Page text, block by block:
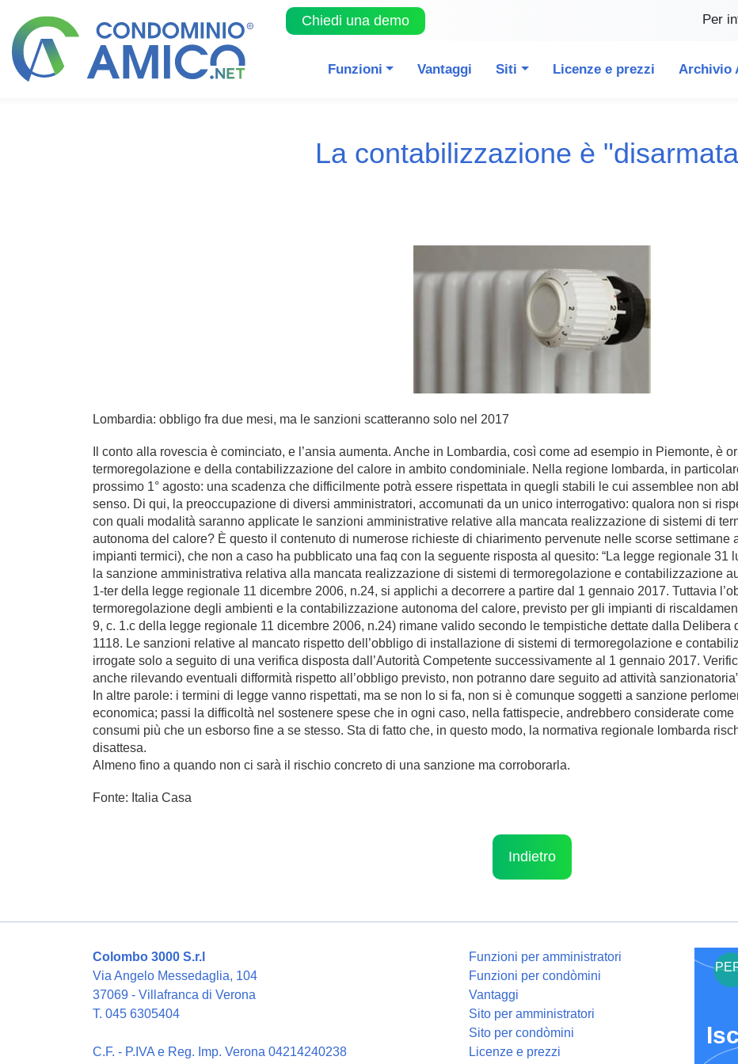
Chiedi una demo Per
Funzioni Vantaggi Siti Licenze e prezzi Archivio
La contabilizzazione è
Lombardia: obbligo fra due mesi, ma le sanzioni scatteranno solo nel 2017
Il conto alla rovescia è cominciato, e l’ansia aumenta. Anche in Lombardia, così come ad esempio in Piemonte, è
termoregolazione e della contabilizzazione del calore in ambito condominiale. Nella regione lombarda, in
prossimo 1° agosto: una scadenza che difficilmente potrà essere rispettata in quegli stabili le cui assemblee non
senso. Di qui, la preoccupazione di diversi amministratori, accomunati da un unico interrogativo: qualora non si
con quali modalità saranno applicate le sanzioni amministrative relative alla mancata realizzazione di sistemi di
autonoma del calore? È questo il contenuto di numerose richieste di chiarimento pervenute nelle scorse
impianti termici), che non a caso ha pubblicato una faq con la seguente risposta al quesito: “La legge regionale 31
la sanzione amministrativa relativa alla mancata realizzazione di sistemi di termoregolazione e contabilizzazione
1-ter della legge regionale 11 dicembre 2006, n.24, si applichi a decorrere a partire dal 1 gennaio 2017. Tuttavia
termoregolazione degli ambienti e la contabilizzazione autonoma del calore, previsto per gli impianti di
9, c. 1.c della legge regionale 11 dicembre 2006, n.24) rimane valido secondo le tempistiche dettate dalla
1118. Le sanzioni relative al mancato rispetto dell’obbligo di installazione di sistemi di termoregolazione e
irrogate solo a seguito di una verifica disposta dall’Autorità Competente successivamente al 1 gennaio 2017.
anche rilevando eventuali difformità rispetto all’obbligo previsto, non potranno dare seguito ad attività
In altre parole: i termini di legge vanno rispettati, ma se non lo si fa, non si è comunque soggetti a sanzione
economica; passi la difficoltà nel sostenere spese che in ogni caso, nella fattispecie, andrebbero considerate come
consumi più che un esborso fine a se stesso. Sta di fatto che, in questo modo, la normativa regionale lombarda
disattesa.
Almeno fino a quando non ci sarà il rischio concreto di una sanzione ma corroborarla.
Fonte: Italia Casa
Indietro
Colombo 3000 S.r.l
Via Angelo Messedaglia, 104
37069 - Villafranca di Verona
T. 045 6305404
C.F. - P.IVA e Reg. Imp. Verona 04214240238
Funzioni per amministratori
Funzioni per condòmini
Vantaggi
Sito per amministratori
Sito per condòmini
Licenze e prezzi